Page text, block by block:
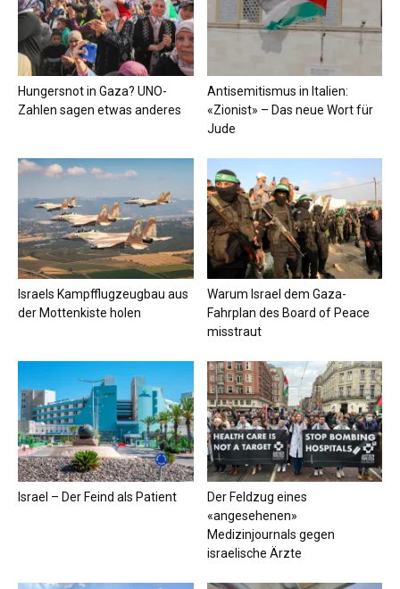
Hungersnot in Gaza? UNO-
Zahlen sagen etwas anderes
Antisemitismus in Italien:
«Zionist» – Das neue Wort für
Jude
Israels Kampfflugzeugbau aus
der Mottenkiste holen
Warum Israel dem Gaza-
Fahrplan des Board of Peace
misstraut
Israel – Der Feind als Patient
Der Feldzug eines
«angesehenen»
Medizinjournals gegen
israelische Ärzte